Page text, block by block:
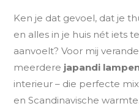
Ken je dat gevoel, dat je
en alles in je huis nét iets
aanvoelt? Voor mij
meerdere japandi
interieur – die perfecte
en Scandinavische